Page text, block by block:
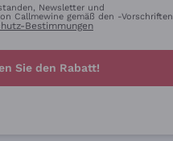
Newsletter und
Callmewine gemäß den -Vorschriften
Bestimmungen
Sie den Rabatt!